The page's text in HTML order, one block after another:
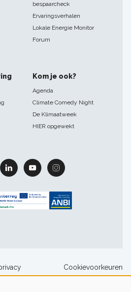
bespaarcheck
Ervaringsverhalen
Lokale Energie Monitor
Forum
Kom je ook?
Agenda
Climate Comedy Night
De Klimaatweek
HIER opgewekt
Linkedin Youtube Instagram
Cookievoorkeuren